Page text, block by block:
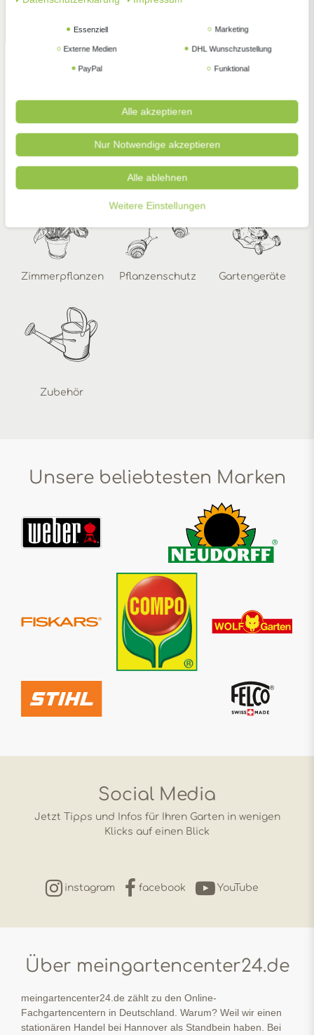
wenigen Klicks auf einen Blick
Gemüsesamen Blumensamen Anzucht
Zimmerpflanzen Pflanzenschutz Gartengeräte
Zubehör
Unsere beliebtesten Marken
Social Media
Jetzt Tipps und Infos für Ihren Garten in wenigen
Klicks auf einen Blick
instagram facebook YouTube
Über meingartencenter24.de
meingartencenter24.de zählt zu den Online-
Fachgartencentern in Deutschland. Warum? Weil wir einen
stationären Handel bei Hannover als Standbein haben. Bei
Essenziell Marketing
Externe Medien DHL Wunschzustellung
PayPal Funktional
Alle akzeptieren
Nur Notwendige akzeptieren
Alle ablehnen
Weitere Einstellungen